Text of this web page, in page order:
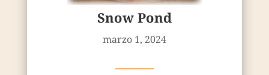
Snow Pond
marzo 1, 2024
————